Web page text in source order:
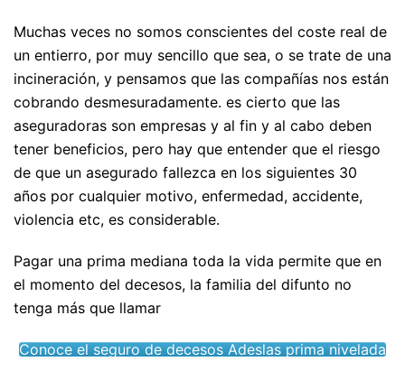
Muchas veces no somos conscientes del coste real de
un entierro, por muy sencillo que sea, o se trate de una
incineración, y pensamos que las compañías nos están
cobrando desmesuradamente. es cierto que las
aseguradoras son empresas y al fin y al cabo deben
tener beneficios, pero hay que entender que el riesgo
de que un asegurado fallezca en los siguientes 30
años por cualquier motivo, enfermedad, accidente,
violencia etc, es considerable.
Pagar una prima mediana toda la vida permite que en
el momento del decesos, la familia del difunto no
tenga más que llamar
Conoce el seguro de decesos Adeslas prima nivelada